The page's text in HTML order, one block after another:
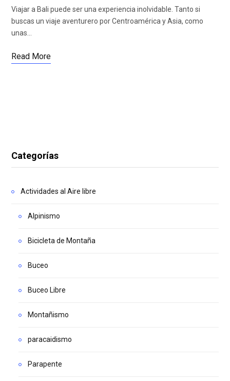
‍Viajar a Bali puede ser una experiencia inolvidable. Tanto si
buscas un viaje aventurero por Centroamérica y Asia, como
unas…
Read More
Categorías
Actividades al Aire libre
Alpinismo
Bicicleta de Montaña
Buceo
Buceo Libre
Montañismo
paracaidismo
Parapente